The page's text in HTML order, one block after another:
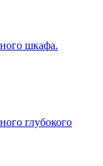
шкафа.
глубокого